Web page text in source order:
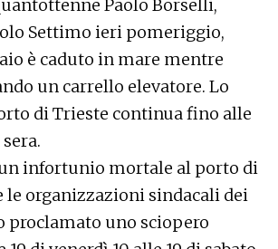
Paolo Borselli,
Settimo ieri pomeriggio,
è caduto in mare mentre
un carrello elevatore. Lo
di Trieste continua fino alle
un infortunio mortale al porto di
le organizzazioni sindacali dei
proclamato uno sciopero